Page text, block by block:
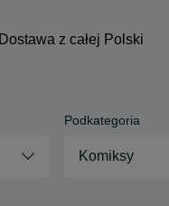
Dostawa z całej Polski
Podkategoria
Komiksy